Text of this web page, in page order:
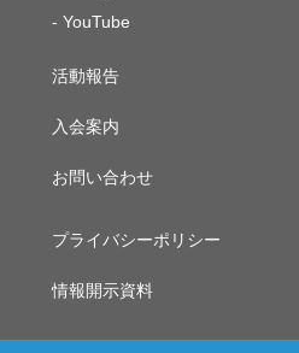
YouTube
活動報告
入会案内
お問い合わせ
プライバシーポリシー
情報開示資料